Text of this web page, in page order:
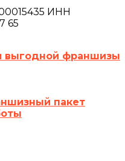
ИНН
65
выгодной франшизы
пакет